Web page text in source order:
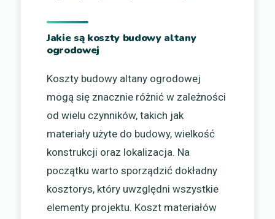
Jakie są koszty budowy altany
ogrodowej
Koszty budowy altany ogrodowej
mogą się znacznie różnić w zależności
od wielu czynników, takich jak
materiały użyte do budowy, wielkość
konstrukcji oraz lokalizacja. Na
początku warto sporządzić dokładny
kosztorys, który uwzględni wszystkie
elementy projektu. Koszt materiałów